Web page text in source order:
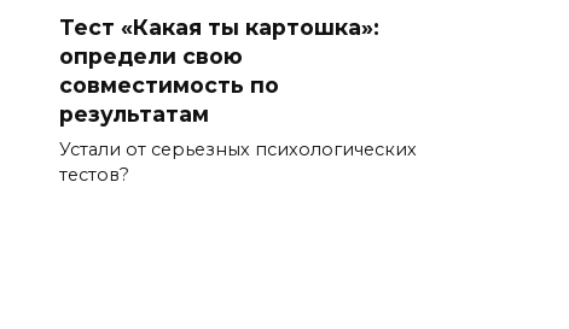
Тест «Какая ты картошка»:
определи свою
совместимость по
результатам
Устали от серьезных психологических
тестов?